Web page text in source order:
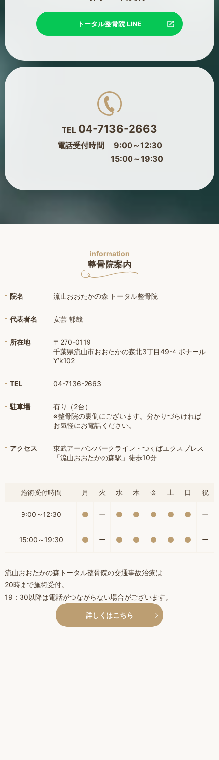
トータル整骨院 LINE
TEL 04-7136-2663
電話受付時間
9:00～12:30
15:00～19:30
information
整骨院案内
院名 流山おおたかの森 トータル整骨院
代表者名 安芸 郁哉
所在地
〒270-0119
千葉県流山市おおたかの森北3丁目49-4 ボナール
Y’k102
TEL 04-7136-2663
駐車場
有り（2台）
※整骨院の裏側にございます。分かりづらければ
お気軽にお電話ください。
アクセス
東武アーバンパークライン・つくばエクスプレス
「流山おおたかの森駅」徒歩10分
施術受付時間 月 火 水 木 金 土 日 祝
9:00～12:30 ー ー
15:00～19:30 ー ー
流山おおたかの森トータル整骨院の交通事故治療は
20時まで施術受付。
19：30以降は電話がつながらない場合がございます。
詳しくはこちら